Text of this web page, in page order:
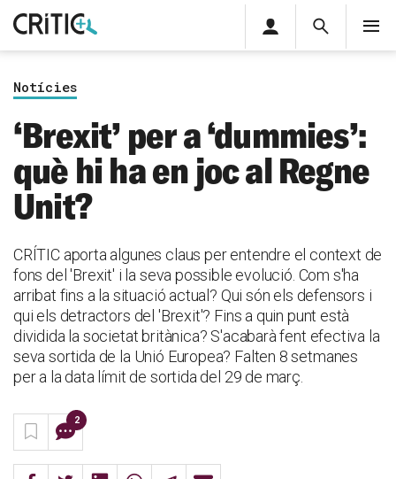
Cerca
privada
Inicia sessió
Notícies
‘Brexit’ per a ‘dummies’:
què hi ha en joc al Regne
Unit?
CRÍTIC aporta algunes claus per entendre el context de
fons del 'Brexit' i la seva possible evolució. Com s'ha
arribat fins a la situació actual? Qui són els defensors i
qui els detractors del 'Brexit'? Fins a quin punt està
dividida la societat britànica? S'acabarà fent efectiva la
seva sortida de la Unió Europea? Falten 8 setmanes
per a la data límit de sortida del 29 de març.
2